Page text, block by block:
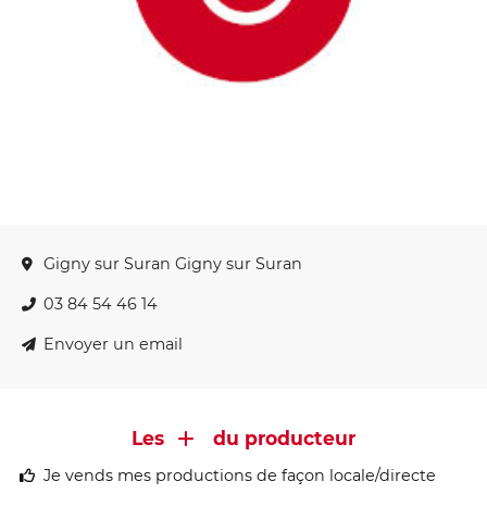
Gigny sur Suran Gigny sur Suran
03 84 54 46 14
Envoyer un email
Les du producteur
Je vends mes productions de façon locale/directe